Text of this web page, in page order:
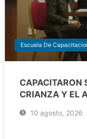
Escuela De
CAPACITARON
CRIANZA Y EL
10 agosto, 2026